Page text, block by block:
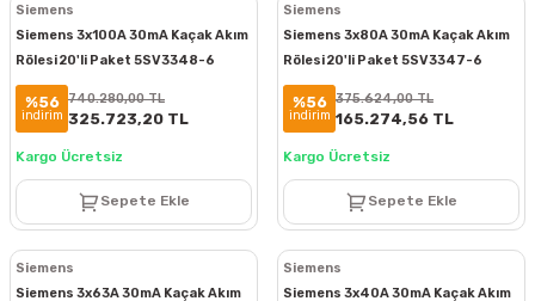
Siemens
Siemens 3x100A 30mA Kaçak Akım
Rölesi 20'li Paket 5SV3348-6
%56
indirim
740.280,00 TL
325.723,20 TL
Kargo Ücretsiz
Sepete Ekle
Siemens
Siemens 3x80A 30mA Kaçak Akım
Rölesi 20'li Paket 5SV3347-6
%56
indirim
375.624,00 TL
165.274,56 TL
Kargo Ücretsiz
Sepete Ekle
Siemens
Siemens 3x63A 30mA Kaçak Akım
Siemens
Siemens 3x40A 30mA Kaçak Akım